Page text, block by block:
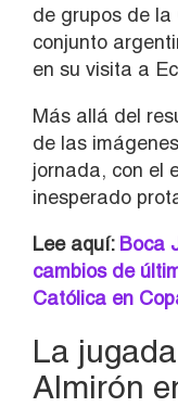
de grupos de la
conjunto
en su visita a
Más allá del
de las
jornada, con el
inesperado
Lee aquí: Boca
cambios de
Católica en
La
Almirón